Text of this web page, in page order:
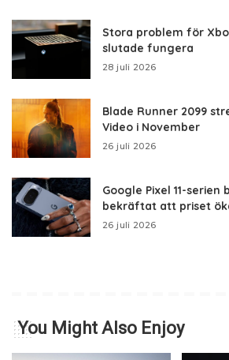
Stora problem för
slutade fungera
28 juli 2026
Blade Runner 2099
Video i November
26 juli 2026
Google Pixel 11-serien
bekräftat att priset
26 juli 2026
You Might Also Enjoy